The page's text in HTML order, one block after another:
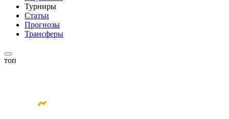
Турниры
Статьи
Прогнозы
Трансферы
топ